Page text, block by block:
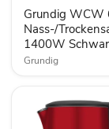
Grundig WCW
Nass-/
1400W
Grundig